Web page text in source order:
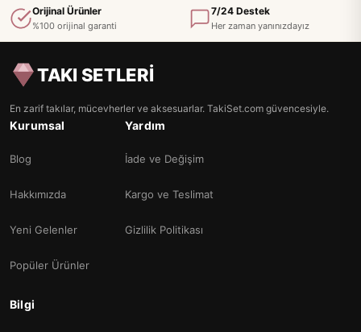
Orijinal Ürünler
%100 orijinal garanti
7/24 Destek
Her zaman yanınızdayız
TAKI SETLERİ
En zarif takılar, mücevherler ve aksesuarlar. TakiSet.com güvencesiyle.
Kurumsal
Blog
Hakkımızda
Yeni Gelenler
Popüler Ürünler
Yardım
İade ve Değişim
Kargo ve Teslimat
Gizlilik Politikası
Bilgi